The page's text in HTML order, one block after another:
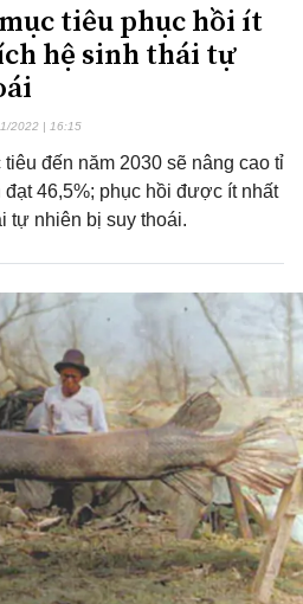
tiêu phục hồi ít
hệ sinh thái tự
2022 | 16:15
đến năm 2030 sẽ nâng cao tỉ
đạt 46,5%; phục hồi được ít nhất
tự nhiên bị suy thoái.